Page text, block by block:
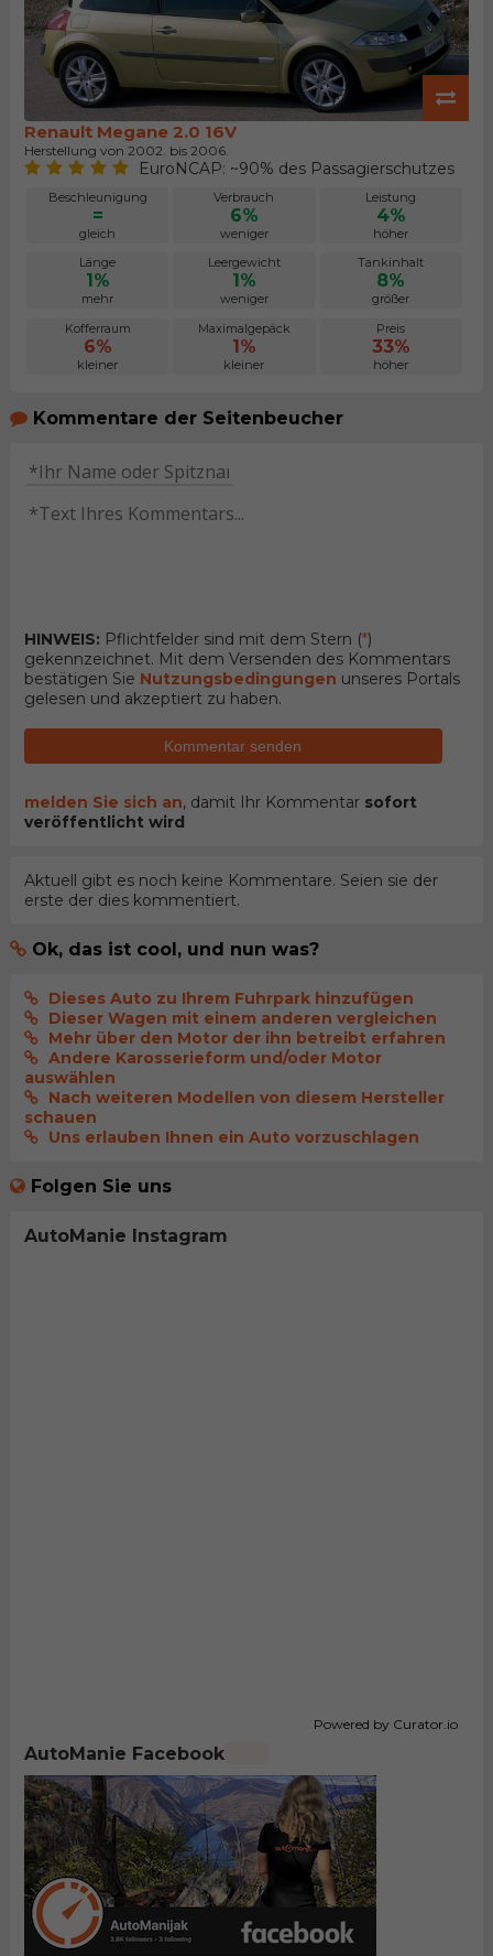
Renault Megane 2.0 16V
Herstellung von 2002. bis 2006.
EuroNCAP: ~90% des Passagierschutzes
Beschleunigung
=
gleich
Verbrauch
6%
weniger
Leistung
4%
höher
Länge
1%
mehr
Leergewicht
1%
weniger
Tankinhalt
8%
größer
Kofferraum
6%
kleiner
Maximalgepäck
1%
kleiner
Preis
33%
höher
Kommentare der Seitenbeucher
HINWEIS: Pflichtfelder sind mit dem Stern (*)
gekennzeichnet. Mit dem Versenden des Kommentars
bestätigen Sie Nutzungsbedingungen unseres Portals
gelesen und akzeptiert zu haben.
Kommentar senden
melden Sie sich an, damit Ihr Kommentar sofort
veröffentlicht wird
Aktuell gibt es noch keine Kommentare. Seien sie der
erste der dies kommentiert.
Ok, das ist cool, und nun was?
Dieses Auto zu Ihrem Fuhrpark hinzufügen
Dieser Wagen mit einem anderen vergleichen
Mehr über den Motor der ihn betreibt erfahren
Andere Karosserieform und/oder Motor
auswählen
Nach weiteren Modellen von diesem Hersteller
schauen
Uns erlauben Ihnen ein Auto vorzuschlagen
Folgen Sie uns
AutoManie Instagram
Powered by Curator.io
AutoManie Facebook